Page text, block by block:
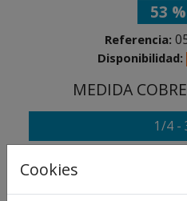
53 %
Referencia:
Disponibilidad:
MEDIDA
1/4 -
Cookies